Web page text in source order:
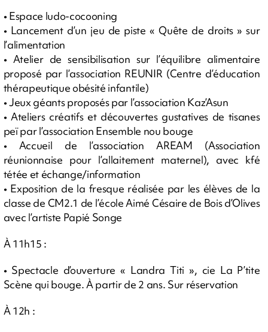
• Espace ludo-cocooning
• Lancement d’un jeu de piste « Quête de droits » sur
l’alimentation
• Atelier de sensibilisation sur l’équilibre alimentaire
proposé par l’association REUNIR (Centre d’éducation
thérapeutique obésité infantile)
• Jeux géants proposés par l’association Kaz’Asun
• Ateliers créatifs et découvertes gustatives de tisanes
peï par l’association Ensemble nou bouge
• Accueil de l’association AREAM (Association
réunionnaise pour l’allaitement maternel), avec kfé
tétée et échange/information
• Exposition de la fresque réalisée par les élèves de la
classe de CM2.1 de l’école Aimé Césaire de Bois d’Olives
avec l’artiste Papié Songe
À 11h15 :
• Spectacle d’ouverture « Landra Titi », cie La P’tite
Scène qui bouge. À partir de 2 ans. Sur réservation
À 12h :